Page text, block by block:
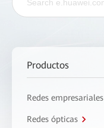
Productos
Redes empresariales
Redes ópticas